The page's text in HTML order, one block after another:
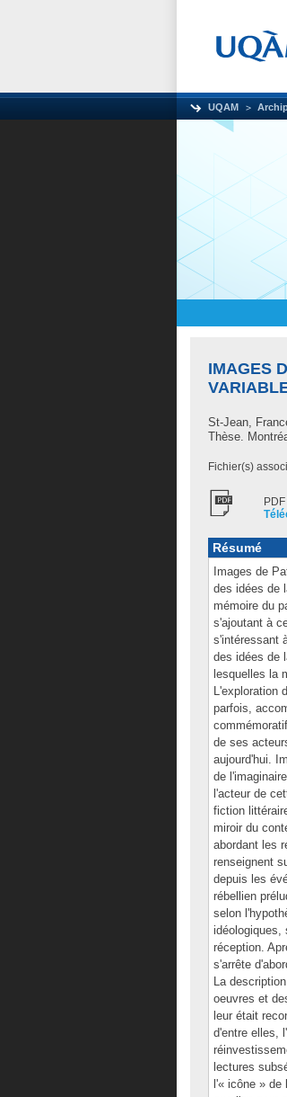
UQAM
IMAGES
St-Jean,
Thèse.
Fichier(s)
PDF
Résumé
Images de
des idées de
mémoire du
s'ajoutant à
s'intéressant
des idées de
lesquelles la
L'exploration
parfois,
de ses
aujourd'hui.
de
l'acteur de
fiction
miroir du
abordant les
renseignent
depuis les
rébellien
selon
idéologiques,
réception.
s'arrête
La
oeuvres et
leur était
d'entre elles,
lectures
l'« icône »